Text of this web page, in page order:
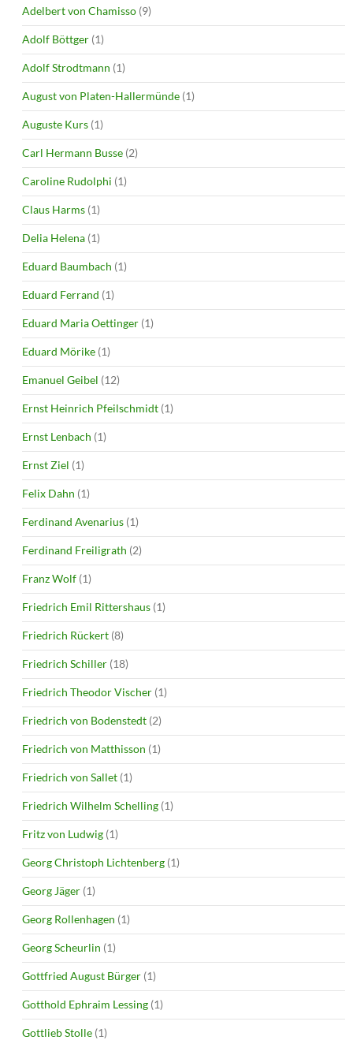
Adelbert von Chamisso (9)
Adolf Böttger (1)
Adolf Strodtmann (1)
August von Platen-Hallermünde (1)
Auguste Kurs (1)
Carl Hermann Busse (2)
Caroline Rudolphi (1)
Claus Harms (1)
Delia Helena (1)
Eduard Baumbach (1)
Eduard Ferrand (1)
Eduard Maria Oettinger (1)
Eduard Mörike (1)
Emanuel Geibel (12)
Ernst Heinrich Pfeilschmidt (1)
Ernst Lenbach (1)
Ernst Ziel (1)
Felix Dahn (1)
Ferdinand Avenarius (1)
Ferdinand Freiligrath (2)
Franz Wolf (1)
Friedrich Emil Rittershaus (1)
Friedrich Rückert (8)
Friedrich Schiller (18)
Friedrich Theodor Vischer (1)
Friedrich von Bodenstedt (2)
Friedrich von Matthisson (1)
Friedrich von Sallet (1)
Friedrich Wilhelm Schelling (1)
Fritz von Ludwig (1)
Georg Christoph Lichtenberg (1)
Georg Jäger (1)
Georg Rollenhagen (1)
Georg Scheurlin (1)
Gottfried August Bürger (1)
Gotthold Ephraim Lessing (1)
Gottlieb Stolle (1)